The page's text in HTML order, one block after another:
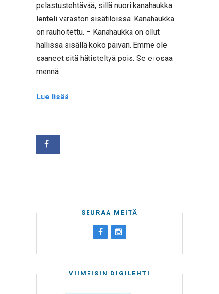
pelastustehtävää, sillä nuori kanahaukka
lenteli varaston sisätiloissa. Kanahaukka
on rauhoitettu. – Kanahaukka on ollut
hallissa sisällä koko päivän. Emme ole
saaneet sitä hätisteltyä pois. Se ei osaa
mennä
Lue lisää
SEURAA MEITÄ
VIIMEISIN DIGILEHTI